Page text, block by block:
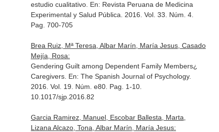
estudio cualitativo. En: Revista Peruana de Medicina
Experimental y Salud Pública . 2016. Vol. 33. Núm. 4.
Pag. 700-705
Brea Ruiz, Mª Teresa, Albar Marín, María Jesus, Casado
Mejía, Rosa:
Gendering Guilt among Dependent Family Members¿
Caregivers. En: The Spanish Journal of Psychology.
2016. Vol. 19. Núm. e80. Pag. 1-10.
10.1017/sjp.2016.82
Garcia Ramirez, Manuel, Escobar Ballesta, Marta,
Lizana Alcazo, Tona, Albar Marín, María Jesus: